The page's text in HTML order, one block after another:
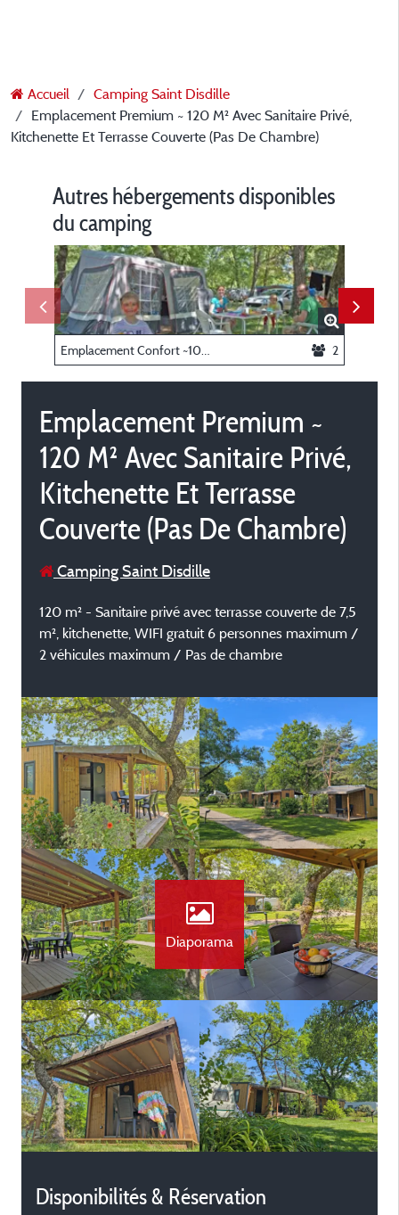
Accueil
Camping Saint Disdille
Emplacement Premium ~ 120 M² Avec Sanitaire Privé,
Kitchenette Et Terrasse Couverte (Pas De Chambre)
Autres hébergements disponibles
du camping
2
Emplacement Premium ~
120 M² Avec Sanitaire Privé,
Kitchenette Et Terrasse
Couverte (Pas De Chambre)
Camping Saint Disdille
120 m² - Sanitaire privé avec terrasse couverte de 7,5
m², kitchenette, WIFI gratuit 6 personnes maximum /
2 véhicules maximum / Pas de chambre
Diaporama
Disponibilités & Réservation